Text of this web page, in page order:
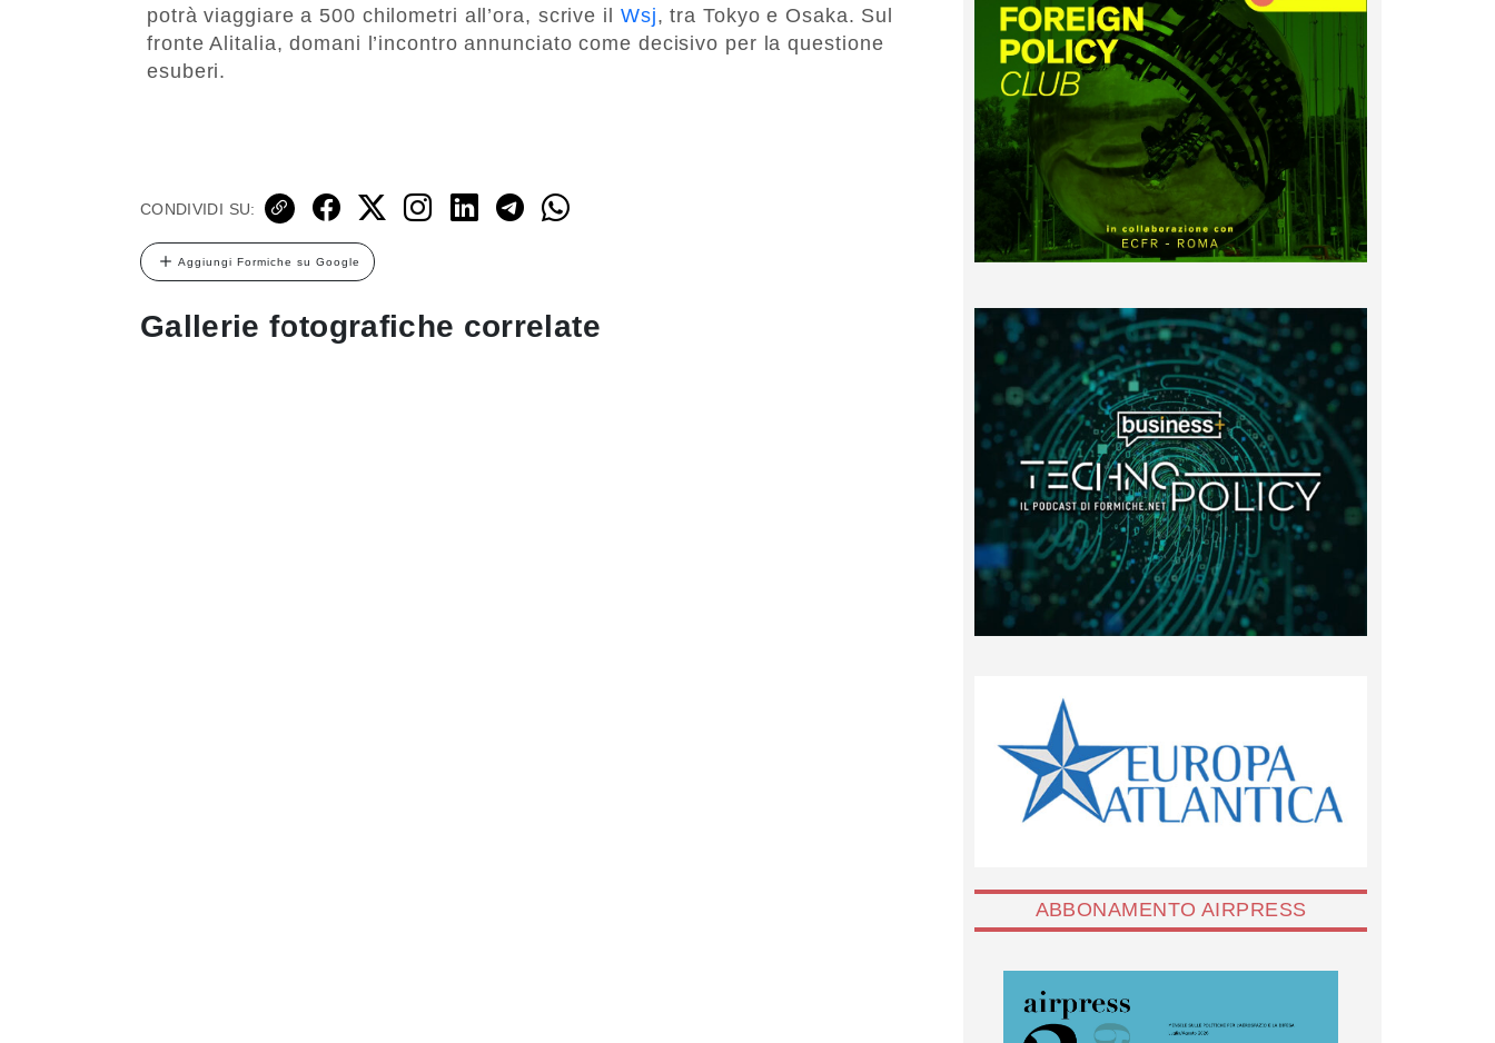
potrà viaggiare a 500 chilometri all’ora, scrive il Wsj, tra Tokyo e Osaka. Sul
fronte Alitalia, domani l’incontro annunciato come decisivo per la questione
esuberi.
CONDIVIDI SU:
Aggiungi Formiche su Google
Gallerie fotografiche correlate
ABBONAMENTO AIRPRESS